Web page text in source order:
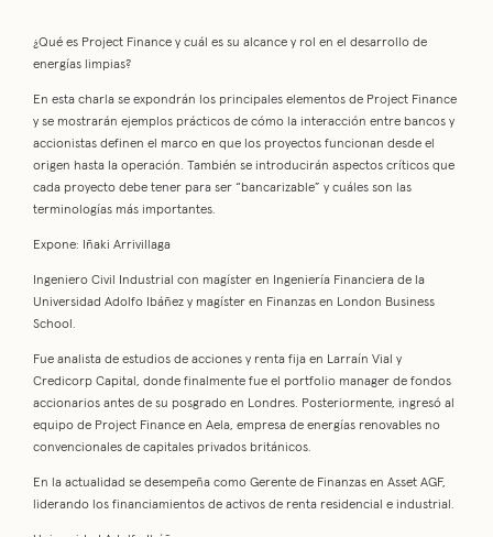
¿Qué es Project Finance y cuál es su alcance y rol en el desarrollo de
energías limpias?
En esta charla se expondrán los principales elementos de Project Finance
y se mostrarán ejemplos prácticos de cómo la interacción entre bancos y
accionistas definen el marco en que los proyectos funcionan desde el
origen hasta la operación. También se introducirán aspectos críticos que
cada proyecto debe tener para ser “bancarizable” y cuáles son las
terminologías más importantes.
Expone: Iñaki Arrivillaga
Ingeniero Civil Industrial con magíster en Ingeniería Financiera de la
Universidad Adolfo Ibáñez y magíster en Finanzas en London Business
School.
Fue analista de estudios de acciones y renta fija en Larraín Vial y
Credicorp Capital, donde finalmente fue el portfolio manager de fondos
accionarios antes de su posgrado en Londres. Posteriormente, ingresó al
equipo de Project Finance en Aela, empresa de energías renovables no
convencionales de capitales privados británicos.
En la actualidad se desempeña como Gerente de Finanzas en Asset AGF,
liderando los financiamientos de activos de renta residencial e industrial.